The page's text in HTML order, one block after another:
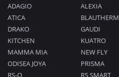
ADAGIO
ALEXIA
ATICA
BLAUTHERM
DRAKO
GAUDI
KITCHEN
KUATRO
MAMMA MIA
NEW FLY
ODISEA JOYA
PRISMA